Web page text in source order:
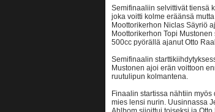
Semifinaaliin selvittivät tiensä
joka voitti kolme eräänsä
Moottorikerhon Niclas Säyriö
Moottorikerhon Topi
500cc pyörällä ajanut Otto
Semifinaalin
Mustonen ajoi erän voittoon
ruutulipun kolmantena.
Finaalin startissa nähtiin
mies lensi nurin. Uusinnassa